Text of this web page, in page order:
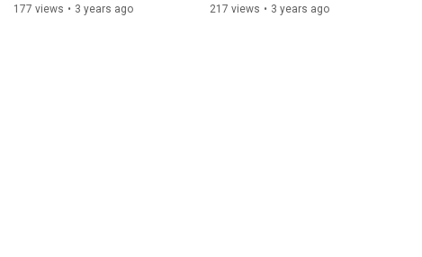
申請の必要書類を徹底解説～
177 views • 3 years ago
申請の必要書類を徹底解説～
217 views • 3 years ago